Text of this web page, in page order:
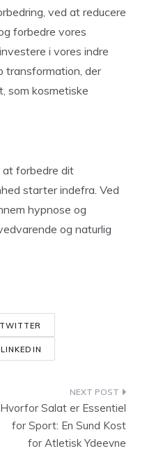
ved at reducere
forbedre vores
i vores indre
transformation, der
som kosmetiske
forbedre dit
starter indefra. Ved
hypnose og
og naturlig
TWITTER
LINKEDIN
Hvorfor Salat er Essentiel
for Sport: En Sund Kost
for Atletisk Ydeevne